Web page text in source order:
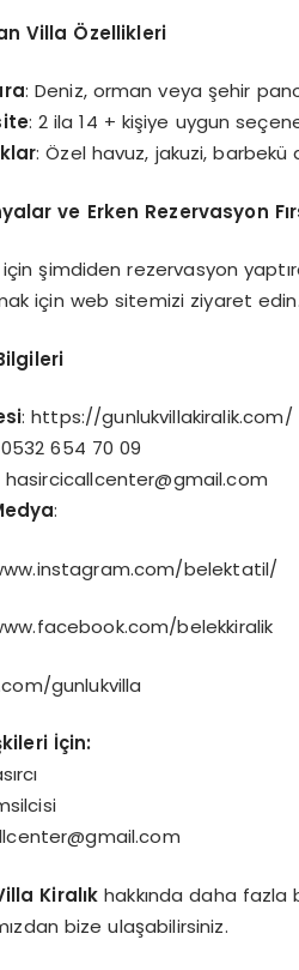
Villa Özellikleri
: Deniz, orman veya şehir
: 2 ila 14 + kişiye uygun
: Özel havuz, jakuzi, barbekü
ve Erken Rezervasyon
şimdiden rezervasyon
için web sitemizi ziyaret edin.
: https://gunlukvillakiralik.com/
654 70 09
hasircicallcenter@gmail.com
:
belektatil/
belekkiralik
gunlukvilla
İçin:
Kiralık hakkında daha
bize ulaşabilirsiniz.